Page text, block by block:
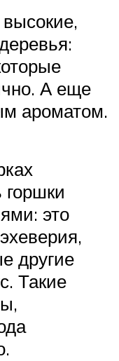
А еще
ароматом.
это
другие
Такие